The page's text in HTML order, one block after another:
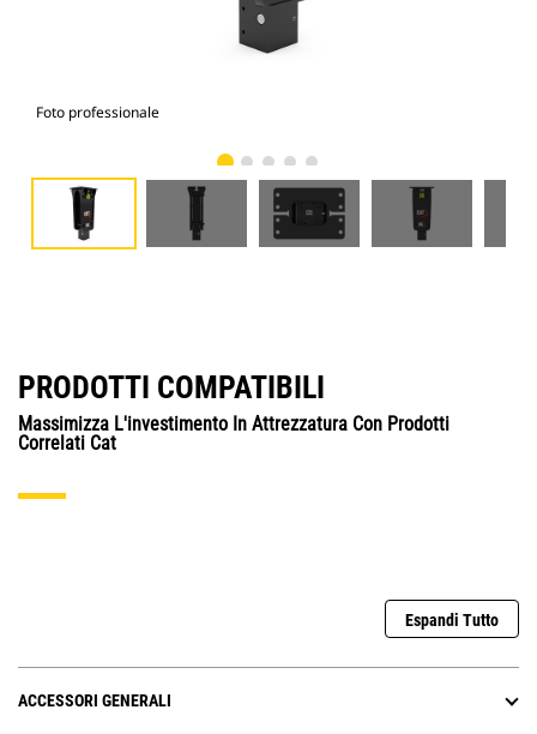
Foto professionale
PRODOTTI COMPATIBILI
Massimizza L'investimento In Attrezzatura Con Prodotti
Correlati Cat
Espandi Tutto
ACCESSORI GENERALI